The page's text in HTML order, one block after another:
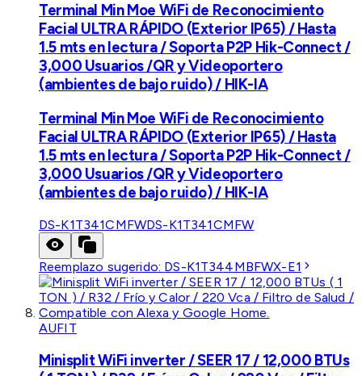
Terminal Min Moe WiFi de Reconocimiento
Facial ULTRA RÁPIDO (Exterior IP65) / Hasta
1.5 mts en lectura / Soporta P2P Hik-Connect /
3,000 Usuarios /QR y Videoportero
(ambientes de bajo ruido) / HIK-IA
Terminal Min Moe WiFi de Reconocimiento
Facial ULTRA RÁPIDO (Exterior IP65) / Hasta
1.5 mts en lectura / Soporta P2P Hik-Connect /
3,000 Usuarios /QR y Videoportero
(ambientes de bajo ruido) / HIK-IA
DS-K1T341CMFWDS-K1T341CMFW
Reemplazo sugerido: DS-K1T344MBFWX-E1
AUFIT
Minisplit WiFi inverter / SEER 17 / 12,000 BTUs